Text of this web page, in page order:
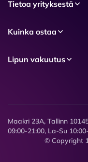
Tietoa yrityksestä
Kuinka ostaa
Lipun vakuutus
Maakri 23A, Tallinn
09:00-21:00, La-Su
© Copyright